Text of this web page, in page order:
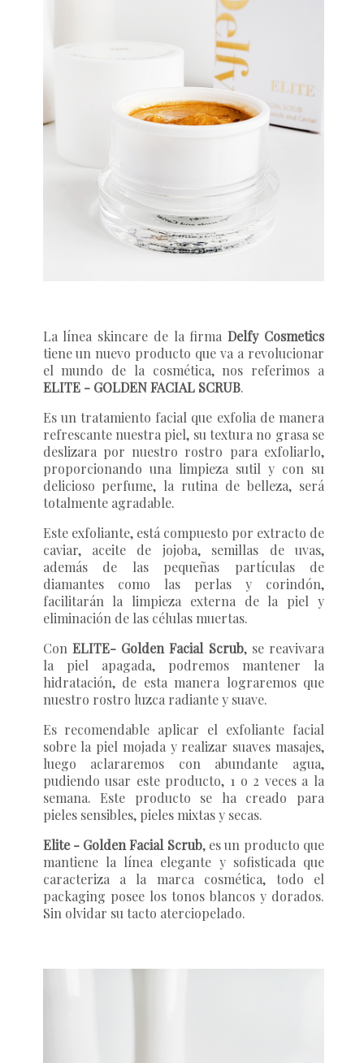
La línea skincare de la firmaDelfy Cosmetics
tiene un nuevo producto que va a revolucionar
el mundo de la cosmética, nos referimos a
ELITE - GOLDEN FACIAL SCRUB.
Es un tratamiento facial que exfolia de manera
refrescante nuestra piel, su textura no grasa se
deslizara por nuestro rostro para exfoliarlo,
proporcionando una limpieza sutil y con su
delicioso perfume, la rutina de belleza, será
totalmente agradable.
Este exfoliante, está compuesto por extracto de
caviar, aceite de jojoba, semillas de uvas,
además de las pequeñas partículas de
diamantes como las perlas y corindón,
facilitarán la limpieza externa de la piel y
eliminación de las células muertas.
Con ELITE- Golden Facial Scrub, se reavivara
la piel apagada, podremos mantener la
hidratación, de esta manera lograremos que
nuestro rostro luzca radiante y suave.
Es recomendable aplicar el exfoliante facial
sobre la piel mojada y realizar suaves masajes,
luego aclararemos con abundante agua,
pudiendo usar este producto, 1 o 2 veces a la
semana. Este producto se ha creado para
pieles sensibles, pieles mixtas y secas.
Elite - Golden Facial Scrub, es un producto que
mantiene la línea elegante y sofisticada que
caracteriza a la marca cosmética, todo el
packaging posee los tonos blancos y dorados.
Sin olvidar su tacto aterciopelado.